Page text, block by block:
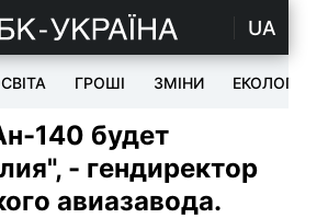
UA
ГРОШІ ЗМІНИ ЕКОЛОГІЯ
140 будет
- гендиректор
авиазавода.